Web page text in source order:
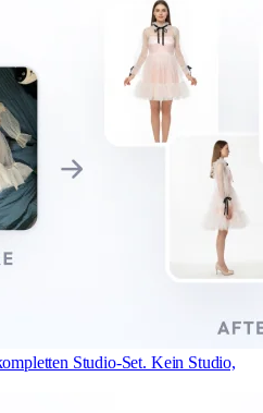
Studio-Set. Kein Studio,